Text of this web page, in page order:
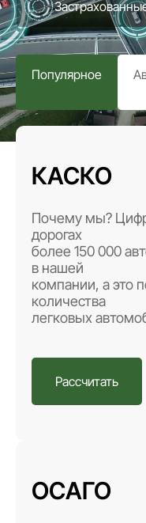
Популярное
КАСКО
Почему мы?
дорогах
более 150 000
в нашей
компании, а это
количества
легковых
Рассчитать
ОСАГО